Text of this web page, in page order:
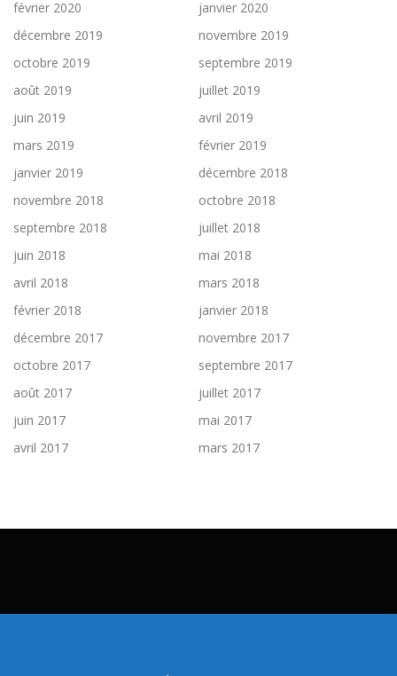
février 2020
janvier 2020
décembre 2019
novembre 2019
octobre 2019
septembre 2019
août 2019
juillet 2019
juin 2019
avril 2019
mars 2019
février 2019
janvier 2019
décembre 2018
novembre 2018
octobre 2018
septembre 2018
juillet 2018
juin 2018
mai 2018
avril 2018
mars 2018
février 2018
janvier 2018
décembre 2017
novembre 2017
octobre 2017
septembre 2017
août 2017
juillet 2017
juin 2017
mai 2017
avril 2017
mars 2017